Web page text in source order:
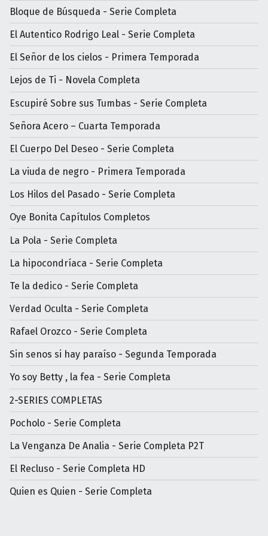
Bloque de Búsqueda - Serie Completa
El Autentico Rodrigo Leal - Serie Completa
El Señor de los cielos - Primera Temporada
Lejos de Ti - Novela Completa
Escupiré Sobre sus Tumbas - Serie Completa
Señora Acero – Cuarta Temporada
El Cuerpo Del Deseo - Serie Completa
La viuda de negro - Primera Temporada
Los Hilos del Pasado - Serie Completa
Oye Bonita Capítulos Completos
La Pola - Serie Completa
La hipocondríaca - Serie Completa
Te la dedico - Serie Completa
Verdad Oculta - Serie Completa
Rafael Orozco - Serie Completa
Sin senos si hay paraíso - Segunda Temporada
Yo soy Betty , la fea - Serie Completa
2-SERIES COMPLETAS
Pocholo - Serie Completa
La Venganza De Analia - Serie Completa P2T
El Recluso - Serie Completa HD
Quien es Quien - Serie Completa